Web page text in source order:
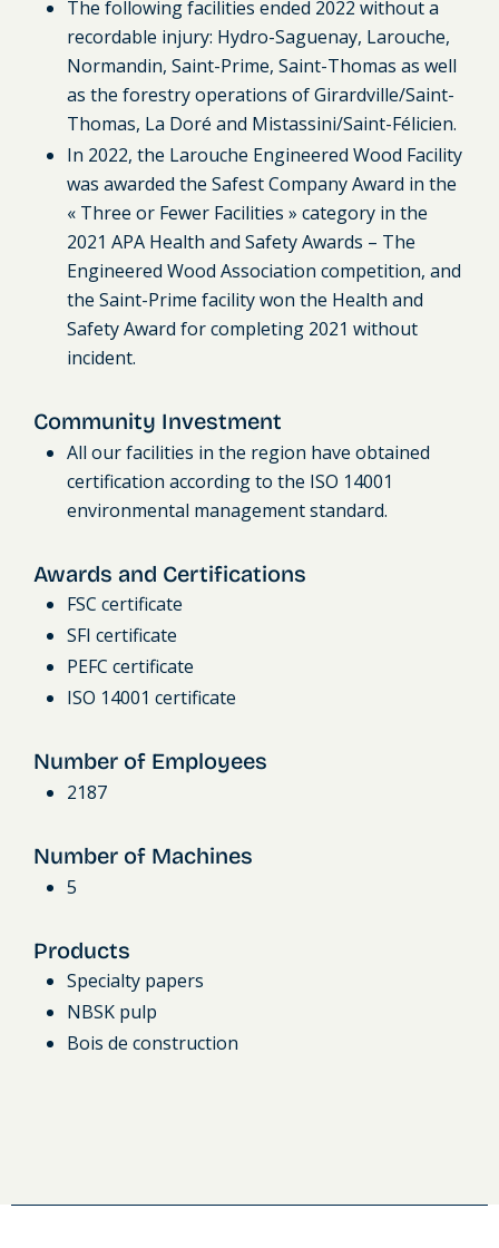
The following facilities ended 2022 without a
recordable injury: Hydro-Saguenay, Larouche,
Normandin, Saint-Prime, Saint-Thomas as well
as the forestry operations of Girardville/Saint-
Thomas, La Doré and Mistassini/Saint-Félicien.
In 2022, the Larouche Engineered Wood Facility
was awarded the Safest Company Award in the
« Three or Fewer Facilities » category in the
2021 APA Health and Safety Awards – The
Engineered Wood Association competition, and
the Saint-Prime facility won the Health and
Safety Award for completing 2021 without
incident.
Community Investment
All our facilities in the region have obtained
certification according to the ISO 14001
environmental management standard.
Awards and Certifications
FSC certificate
SFI certificate
PEFC certificate
ISO 14001 certificate
Number of Employees
2187
Number of Machines
5
Products
Specialty papers
NBSK pulp
Bois de construction